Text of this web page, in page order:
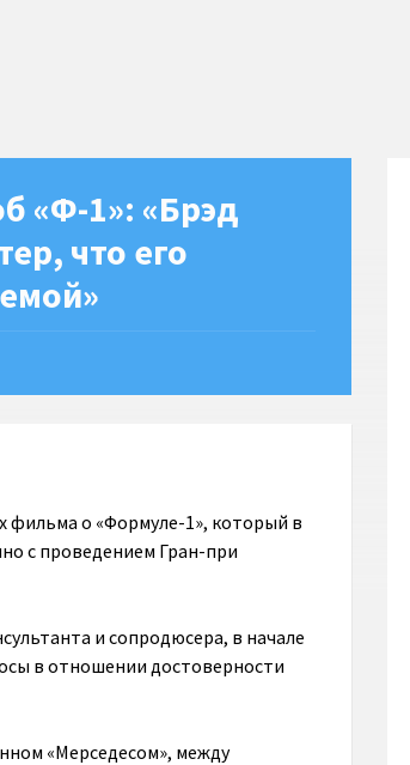
«Ф-1»: «Брэд
что его
фильма о «Формуле-1», который в
с проведением Гран-при
и сопродюсера, в начале
в отношении достоверности
«Мерседесом», между